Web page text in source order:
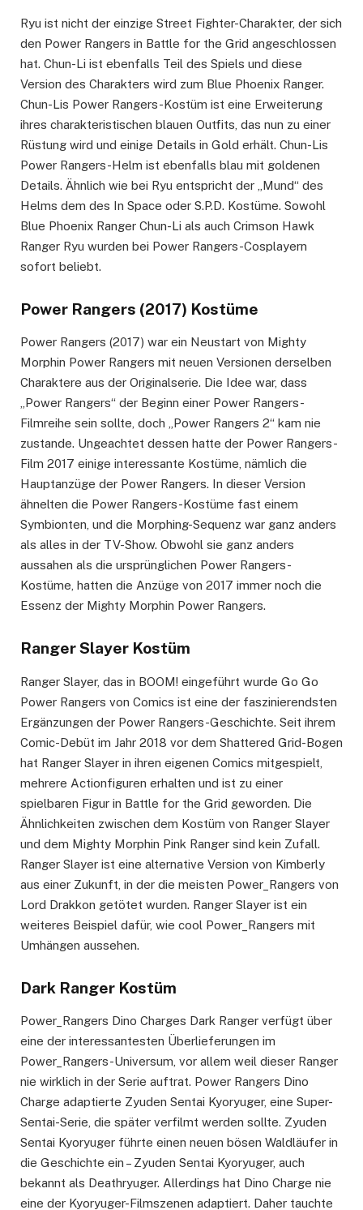
Ryu ist nicht der einzige Street Fighter-Charakter, der sich
den Power Rangers in Battle for the Grid angeschlossen
hat. Chun-Li ist ebenfalls Teil des Spiels und diese
Version des Charakters wird zum Blue Phoenix Ranger.
Chun-Lis Power Rangers-Kostüm ist eine Erweiterung
ihres charakteristischen blauen Outfits, das nun zu einer
Rüstung wird und einige Details in Gold erhält. Chun-Lis
Power Rangers-Helm ist ebenfalls blau mit goldenen
Details. Ähnlich wie bei Ryu entspricht der „Mund“ des
Helms dem des In Space oder S.P.D. Kostüme. Sowohl
Blue Phoenix Ranger Chun-Li als auch Crimson Hawk
Ranger Ryu wurden bei Power Rangers-Cosplayern
sofort beliebt.
Power Rangers (2017) Kostüme
Power Rangers (2017) war ein Neustart von Mighty
Morphin Power Rangers mit neuen Versionen derselben
Charaktere aus der Originalserie. Die Idee war, dass
„Power Rangers“ der Beginn einer Power Rangers-
Filmreihe sein sollte, doch „Power Rangers 2“ kam nie
zustande. Ungeachtet dessen hatte der Power Rangers-
Film 2017 einige interessante Kostüme, nämlich die
Hauptanzüge der Power Rangers. In dieser Version
ähnelten die Power Rangers-Kostüme fast einem
Symbionten, und die Morphing-Sequenz war ganz anders
als alles in der TV-Show. Obwohl sie ganz anders
aussahen als die ursprünglichen Power Rangers-
Kostüme, hatten die Anzüge von 2017 immer noch die
Essenz der Mighty Morphin Power Rangers.
Ranger Slayer Kostüm
Ranger Slayer, das in BOOM! eingeführt wurde Go Go
Power Rangers von Comics ist eine der faszinierendsten
Ergänzungen der Power Rangers-Geschichte. Seit ihrem
Comic-Debüt im Jahr 2018 vor dem Shattered Grid-Bogen
hat Ranger Slayer in ihren eigenen Comics mitgespielt,
mehrere Actionfiguren erhalten und ist zu einer
spielbaren Figur in Battle for the Grid geworden. Die
Ähnlichkeiten zwischen dem Kostüm von Ranger Slayer
und dem Mighty Morphin Pink Ranger sind kein Zufall.
Ranger Slayer ist eine alternative Version von Kimberly
aus einer Zukunft, in der die meisten Power_Rangers von
Lord Drakkon getötet wurden. Ranger Slayer ist ein
weiteres Beispiel dafür, wie cool Power_Rangers mit
Umhängen aussehen.
Dark Ranger Kostüm
Power_Rangers Dino Charges Dark Ranger verfügt über
eine der interessantesten Überlieferungen im
Power_Rangers-Universum, vor allem weil dieser Ranger
nie wirklich in der Serie auftrat. Power Rangers Dino
Charge adaptierte Zyuden Sentai Kyoryuger, eine Super-
Sentai-Serie, die später verfilmt werden sollte. Zyuden
Sentai Kyoryuger führte einen neuen bösen Waldläufer in
die Geschichte ein – Zyuden Sentai Kyoryuger, auch
bekannt als Deathryuger. Allerdings hat Dino Charge nie
eine der Kyoryuger-Filmszenen adaptiert. Daher tauchte